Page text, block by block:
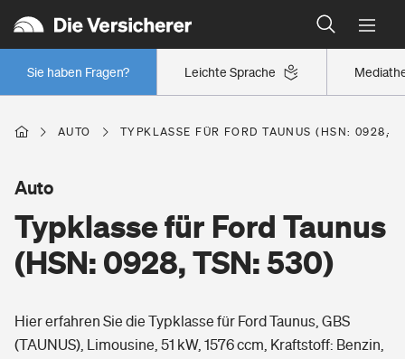
Leichte Sprache
Sie haben Fragen?
Wer versichert was: Jetzt Versicherer finden
Regionalklassen: So ist Ihre Region eingestuft
Wer versichert was: Jetzt Versicherer finden
Berufsunfähigkeitsversicherung
Erwerbsunfähigkeitsversicherung
Grundfähigkeitsversicherung
Wohnen
Freizeit
AUTO TYPKLASSE FÜR FORD TAUNUS (HSN: 0928,
Typklasse für Ford Taunus
(HSN: 0928, TSN: 530)
Auto
Hier erfahren Sie die Typklasse für Ford Taunus, GBS
(TAUNUS), Limousine, 51 kW, 1576 ccm, Kraftstoff: Benzin,